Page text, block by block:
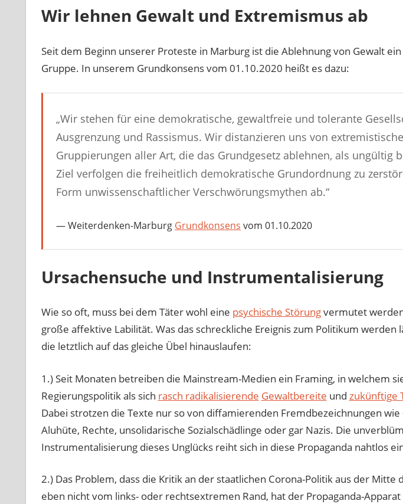
Wir lehnen Gewalt und Extremismus ab
Seit dem Beginn unserer Proteste in Marburg ist die Ablehnung von Gewalt
Gruppe. In unserem Grundkonsens vom 01.10.2020 heißt es dazu:
„Wir stehen für eine demokratische, gewaltfreie und tolerante
Ausgrenzung und Rassismus. Wir distanzieren uns von
Gruppierungen aller Art, die das Grundgesetz ablehnen, als ungültig
Ziel verfolgen die freiheitlich demokratische Grundordnung zu
Form unwissenschaftlicher Verschwörungsmythen ab.“
Weiterdenken-Marburg Grundkonsens vom 01.10.2020
Ursachensuche und Instrumentalisierung
Wie so oft, muss bei dem Täter wohl eine psychische Störungvermutet
große affektive Labilität. Was das schreckliche Ereignis zum Politikum werden
die letztlich auf das gleiche Übel hinauslaufen:
1.) Seit Monaten betreiben die Mainstream-Medien ein Framing, in welchem
Regierungspolitik als sich rasch radikalisierende Gewaltbereite und zukünftige
Dabei strotzen die Texte nur so von diffamierenden Fremdbezeichnungen wie
Aluhüte, Rechte, unsolidarische Sozialschädlinge oder gar Nazis. Die
Instrumentalisierung dieses Unglücks reiht sich in diese Propaganda nahtlos
2.) Das Problem, dass die Kritik an der staatlichen Corona-Politik aus der Mitte
eben nicht vom links- oder rechtsextremen Rand, hat der Propaganda-